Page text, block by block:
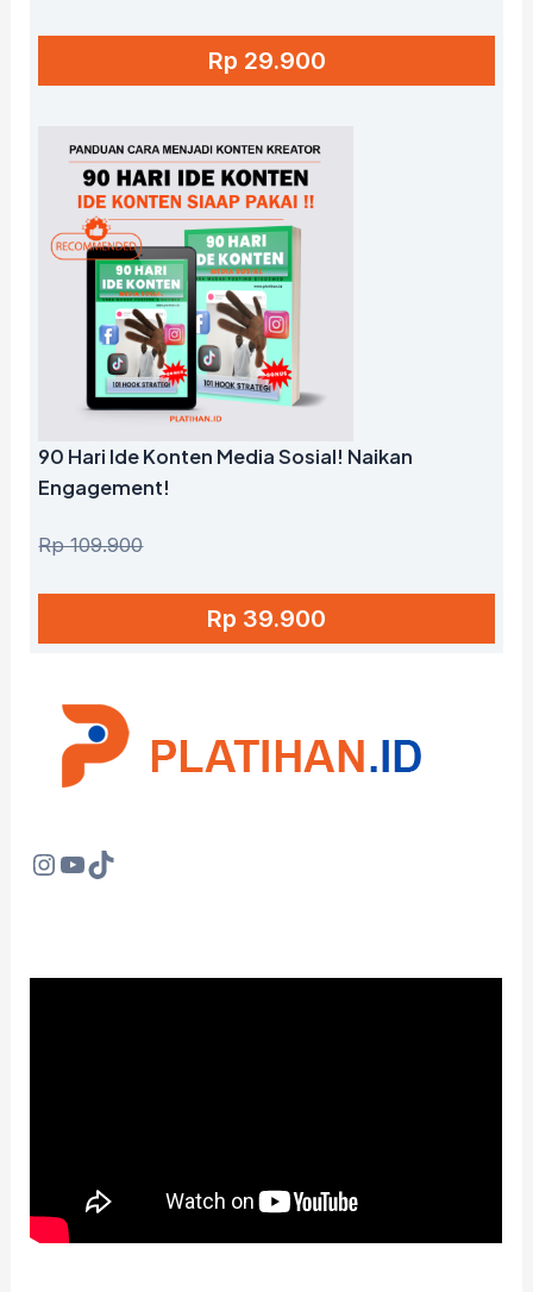
Rp 29.900
90 Hari Ide Konten Media Sosial! Naikan
Engagement!
Rp 109.900
Rp 39.900
Instagram
YouTube
TikTok